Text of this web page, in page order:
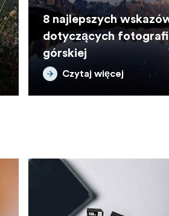
8 najlepszych
dotyczących
górskiej
Czytaj więcej